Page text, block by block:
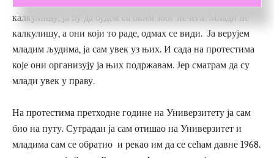
калкулишу, ја ћу да будем са овим због нечега. Млади не
калкулишу, а они који то раде, одмах се види. Ја верујем
младим људима, ја сам увек уз њих. И сада на протестима
које они организују ја њих подржавам. Јер сматрам да су
млади увек у праву.
На протестима претходне године на Универзитету ја сам
био на путу. Сутрадан ја сам отишао на Универзитет и
младима сам се обратио и рекао им да се сећам давне 1968.